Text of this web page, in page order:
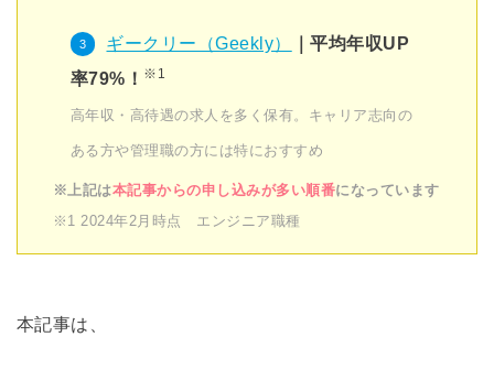
ギークリー（Geekly）
｜平均年収UP
率79%！ ※1
高年収・高待遇の求人を多く保有。キャリア志向の
ある方や管理職の方には特におすすめ
※上記は本記事からの申し込みが多い順番になっています
※1 2024年2月時点 エンジニア職種
本記事は、